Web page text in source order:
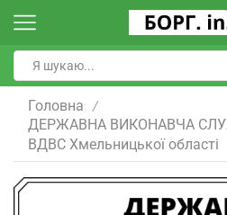
Головна /
ДЕРЖАВНА ВИКОНАВЧА
ВДВС Хмельницької області